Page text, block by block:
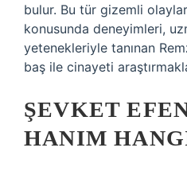
bulur. Bu tür gizemli
konusunda deneyimleri,
yetenekleriyle tanınan
baş ile cinayeti
ŞEVKET
HANIM